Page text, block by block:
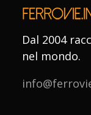
Dal 2004
nel mondo.